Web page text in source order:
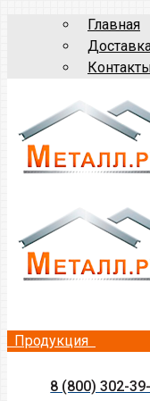
Главная
Продукция
8 (800) 302-